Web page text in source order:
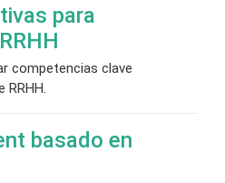
para
competencias clave
RRHH.
basado en